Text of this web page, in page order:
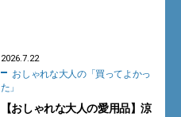
2026.7.22
た」
【おしゃれな大人の愛用品】涼